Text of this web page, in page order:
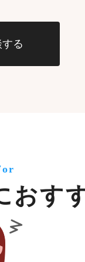
る
おす